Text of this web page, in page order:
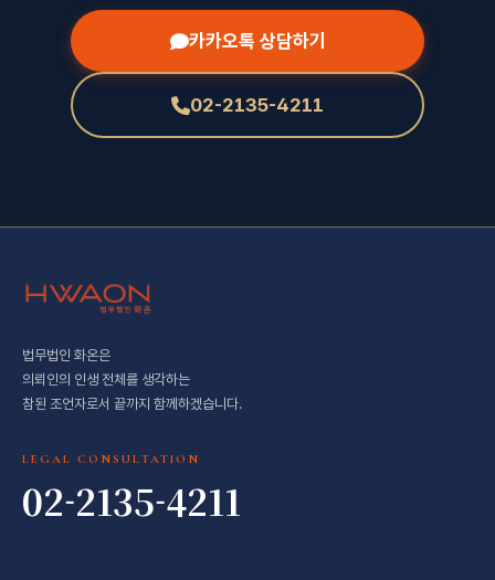
카카오톡 상담하기
02-2135-4211
법무법인 화온은
의뢰인의 인생 전체를 생각하는
참된 조언자로서 끝까지 함께하겠습니다.
LEGAL CONSULTATION
02-2135-4211